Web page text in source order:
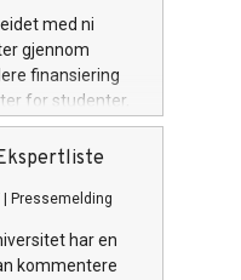
med ni
gjennom
finansiering
for studenter,
ved UiT.
Pressemelding
har en
kommentere